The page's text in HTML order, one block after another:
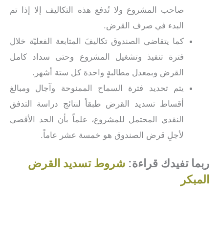
صاحب المشروع ولا تُدفع هذه التكاليف إلا إذا تم
البدء في صرف القرض.
كما يتقاضى الصندوق تكاليفَ المتابعة الفعليّة خلال
فترة تنفيذ وتشغيل المشروع وحتى سداد كامل
القرض وبمعدل مطالبةٍ واحدة كل ستة أشهر.
يتم تحديد فترة السماح الممنوحة وآجال ومبالغ
أقساط تسديد القرض طبقاً لنتائج دراسة التدفق
النقدي المحتمل للمشروع، علماً بأن الحد الأقصى
لأجلِ قرض الصندوق هو خمسة عشر عاماً.
ربما تفيدك قراءة: شروط تسديد القرض
المبكر